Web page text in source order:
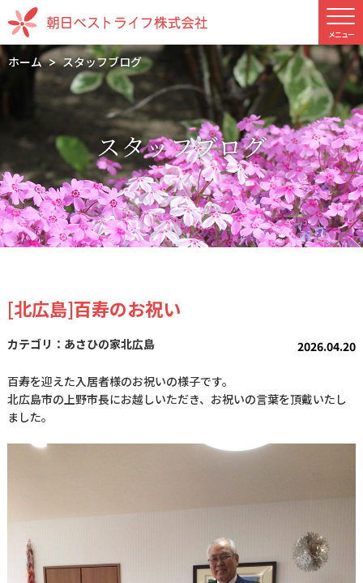
ホーム スタッフブログ
スタッフブログ
[北広島]百寿のお祝い
あさひの家北広島 2026.04.20
百寿を迎えた入居者様のお祝いの様子です。
北広島市の上野市長にお越しいただき、お祝いの言葉を頂戴いたし
ました。